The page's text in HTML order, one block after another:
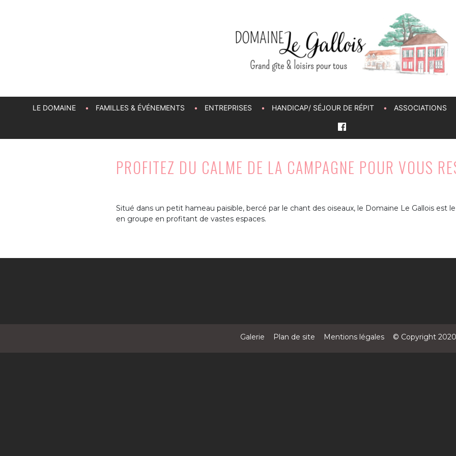
DOMAINE LE GALLOIS
LE DOMAINE
FAMILLES & ÉVÉNEMENTS ENTREPRISES HANDICAP/ SÉJOUR DE RÉPIT ASSOCIATIONS
PROFITEZ DU CALME DE LA CAMPAGNE POUR VOUS
Situé dans un petit hameau paisible, bercé par le chant des oiseaux, le Domaine Le Gallois est
en groupe en profitant de vastes espaces.
Galerie Plan de site Mentions légales © Copyright 2020